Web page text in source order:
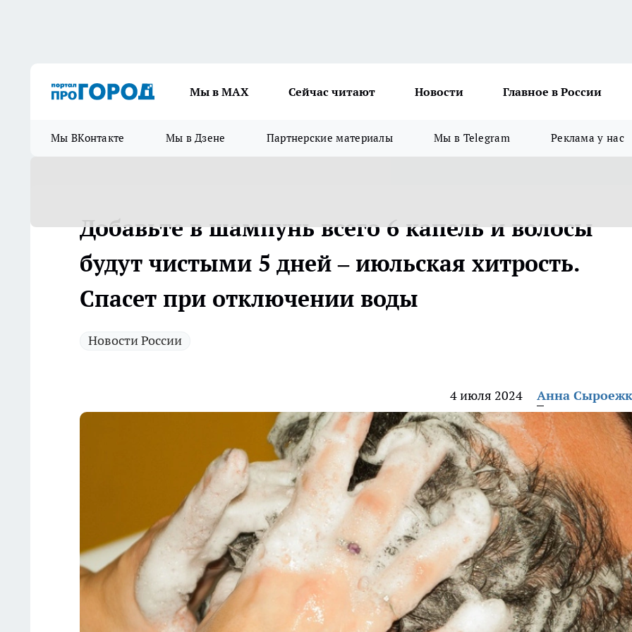
Мы в МАХ Сейчас читают Новости Главное в России
Мы ВКонтакте Мы в Дзене Партнерские материалы Мы в Telegram Реклама у нас
Добавьте в шампунь всего 6 капель и волосы
будут чистыми 5 дней – июльская хитрость.
Спасет при отключении воды
Новости России
4 июля 2024 Анна